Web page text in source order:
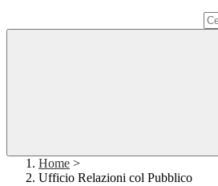
Home >
Ufficio Relazioni col Pubblico